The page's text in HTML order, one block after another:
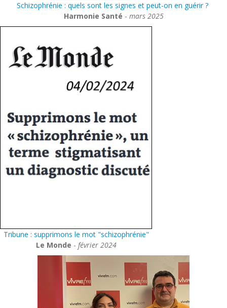
Schizophrénie : quels sont les signes et peut-on en guérir ?
Harmonie Santé - mars 2025
Tribune : supprimons le mot "schizophrénie"
Le Monde - février 2024